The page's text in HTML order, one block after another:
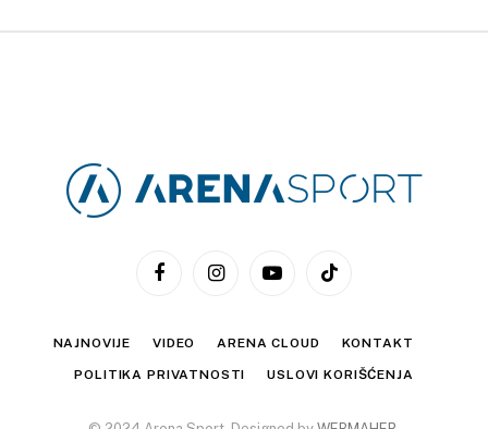
FacebookInstagramYouTubeTikTok
NAJNOVIJE VIDEO ARENA CLOUD KONTAKT
POLITIKA PRIVATNOSTI USLOVI KORIŠĆENJA